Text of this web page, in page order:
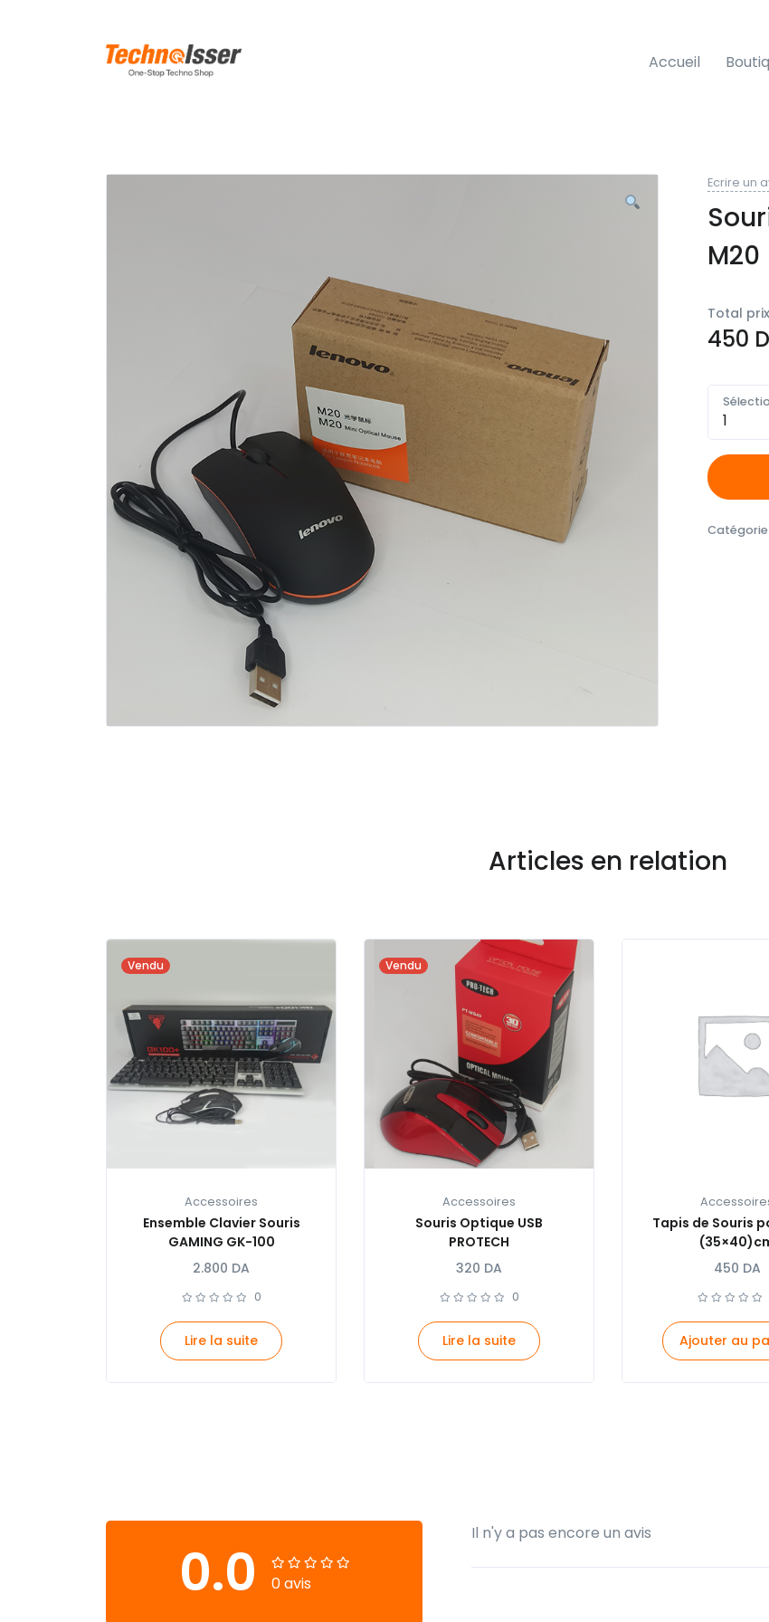
Accueil
Ecrire un
M20
Total prix
450
Catégorie
Articles en relation
Vendu
Accessoires
Ensemble Clavier Souris
GAMING GK-100
2.800 DA
0
Lire la suite
Vendu
Accessoires
Souris Optique USB
PROTECH
320 DA
0
Lire la suite
Tapis de Souris
450 DA
Ajouter au
0.0 0 avis
Il n'y a pas encore un avis